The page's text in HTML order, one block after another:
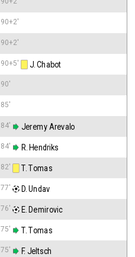
90+2'
90+2'
90+5' J. Chabot
90'
85'
84' Jeremy Arevalo
84' R. Hendriks
82' T. Tomas
77' D. Undav
76' E. Demirovic
75' T. Tomas
75' F. Jeltsch